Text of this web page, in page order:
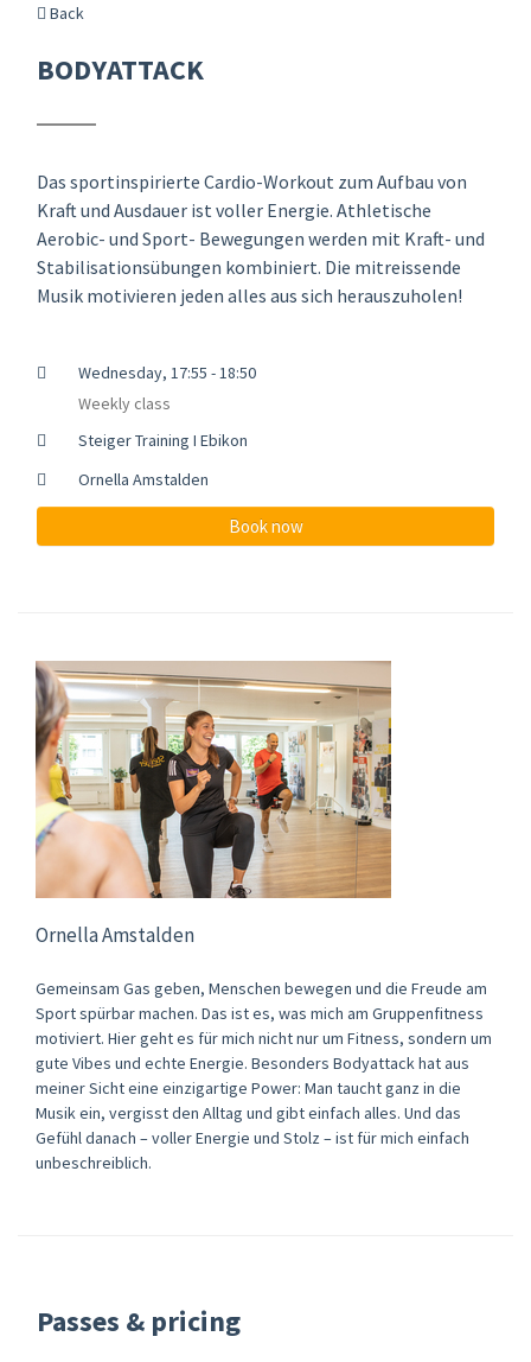
Back
BODYATTACK
Das sportinspirierte Cardio-Workout zum Aufbau von
Kraft und Ausdauer ist voller Energie. Athletische
Aerobic- und Sport- Bewegungen werden mit Kraft- und
Stabilisationsübungen kombiniert. Die mitreissende
Musik motivieren jeden alles aus sich herauszuholen!
Wednesday, 17:55 - 18:50
Weekly class
Steiger Training I Ebikon
Ornella Amstalden
Book now
Ornella Amstalden
Gemeinsam Gas geben, Menschen bewegen und die Freude am
Sport spürbar machen. Das ist es, was mich am Gruppenfitness
motiviert. Hier geht es für mich nicht nur um Fitness, sondern um
gute Vibes und echte Energie. Besonders Bodyattack hat aus
meiner Sicht eine einzigartige Power: Man taucht ganz in die
Musik ein, vergisst den Alltag und gibt einfach alles. Und das
Gefühl danach – voller Energie und Stolz – ist für mich einfach
unbeschreiblich.
Passes & pricing